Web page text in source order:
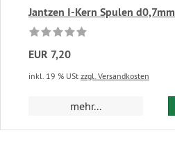
Jantzen I-Kern Spulen d0,7mm
EUR 7,20
inkl. 19 % USt zzgl. Versandkosten
mehr...